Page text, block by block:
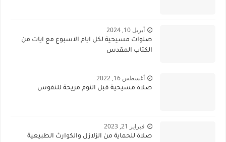
أبريل 10, 2024
صلوات مسيحية لكل ايام الاسبوع مع ايات من
الكتاب المقدس
أغسطس 16, 2022
صلاة مسيحية قبل النوم مريحة للنفوس
فبراير 21, 2023
صلاة للحماية من الزلازل والكوارث الطبيعية